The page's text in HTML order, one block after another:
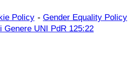
Policy - Gender Equality Policy
UNI PdR 125:22